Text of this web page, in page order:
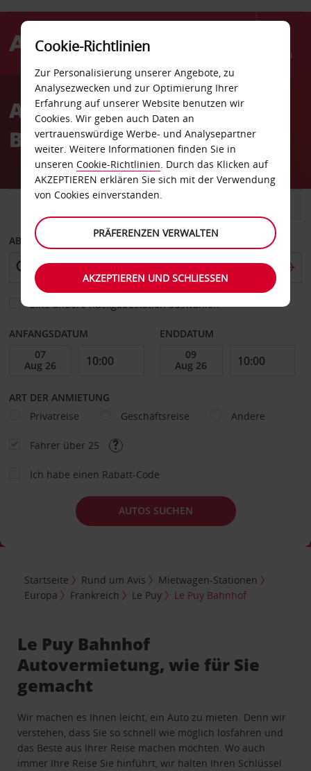
Menü
AvisAutovermietung Le Puy
Bahnhof
ABHOLEN VON
Eine andere Rückgabestation auswählen
ANFANGSDATUM ENDDATUM
ART DER ANMIETUNG
Privatreise
Geschäftsreise Andere
Fahrer über 25
Ich habe einen Rabatt-Code
AUTOS SUCHEN
Startseite Rund um Avis
Mietwagen-Stationen
Europa
Frankreich Le Puy Le Puy Bahnhof
Le Puy Bahnhof
Autovermietung, wie für Sie
gemacht
Wir machen es Ihnen leicht, ein Auto zu mieten. Denn wir
verstehen, dass Sie so schnell wie möglich losfahren und
das Beste aus Ihrer Reise machen möchten. Wo auch
immer Ihre Reise Sie hinführt, wir halten Ihren Schlüssel
Cookie-Richtlinien
Zur Personalisierung unserer Angebote, zu
Analysezwecken und zur Optimierung Ihrer
Erfahrung auf unserer Website benutzen wir
Cookies. Wir geben auch Daten an
vertrauenswürdige Werbe- und Analysepartner
weiter. Weitere Informationen finden Sie in
unseren Cookie-Richtlinien. Durch das Klicken auf
AKZEPTIEREN erklären Sie sich mit der Verwendung
von Cookies einverstanden.
PRÄFERENZEN VERWALTEN
AKZEPTIEREN UND SCHLIESSEN